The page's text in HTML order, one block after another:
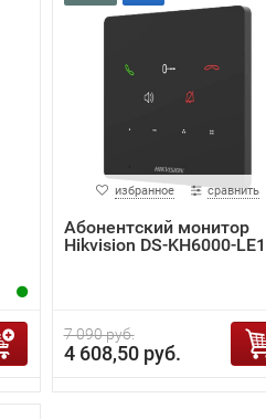
избранное сравнить
Абонентский монитор
Hikvision DS-KH6000-LE1
7 090 руб.
4 608,50 руб.